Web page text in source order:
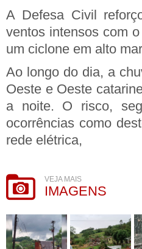
A Defesa Civil
ventos intensos com
um ciclone em alto
Ao longo do dia, a
Oeste e Oeste
a noite. O risco,
ocorrências como
rede elétrica,
VEJA MAIS
IMAGENS